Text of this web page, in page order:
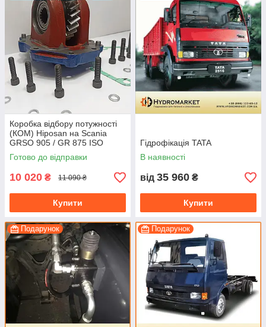
Коробка відбору потужності
(КОМ) Hiposan на Scania
GRSO 905 / GR 875 ISO
(пневматична)
Готово до відправки
10 020 ₴ 11 090 ₴
Купити
Гідрофікація TATA
В наявності
від 35 960 ₴
Купити
Подарунок Подарунок